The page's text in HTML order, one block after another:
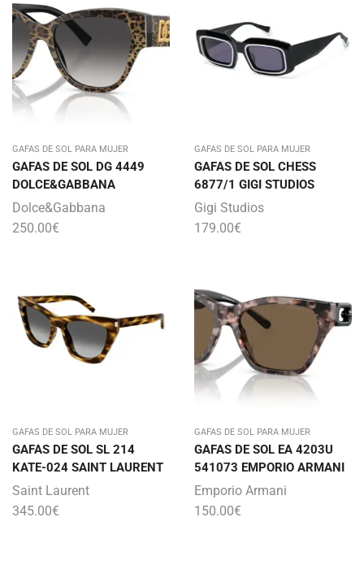
GAFAS DE SOL PARA MUJER
GAFAS DE SOL DG 4449
DOLCE&GABBANA
Dolce&Gabbana
250.00€
GAFAS DE SOL PARA MUJER
GAFAS DE SOL CHESS
6877/1 GIGI STUDIOS
Gigi Studios
179.00€
GAFAS DE SOL PARA MUJER
GAFAS DE SOL SL 214
KATE-024 SAINT LAURENT
Saint Laurent
345.00€
GAFAS DE SOL PARA MUJER
GAFAS DE SOL EA 4203U
541073 EMPORIO ARMANI
Emporio Armani
150.00€